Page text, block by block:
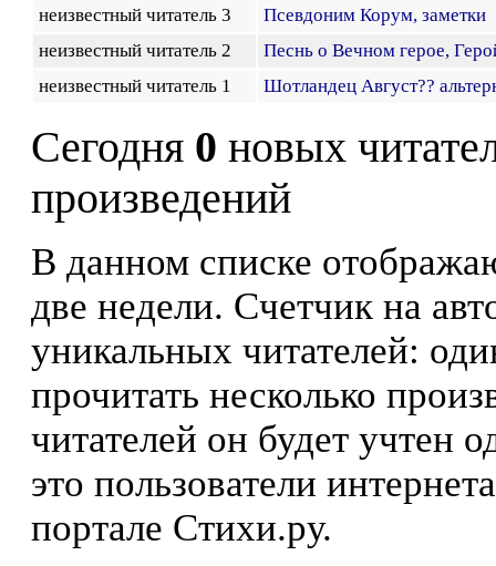
неизвестный читатель 3
Псевдоним Корум, заметки
неизвестный читатель 2
Песнь о Вечном герое,
неизвестный читатель 1
Шотландец Август??
Сегодня 0 новых
произведений
В данном списке
две недели. Счетчик на
уникальных читателей:
прочитать несколько
читателей он будет учтен
это пользователи
портале Стихи.ру.